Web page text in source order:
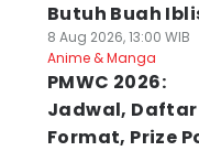
Butuh Buah
8 Aug 2026, 13:00 WIB
Anime & Manga
PMWC 2026:
Jadwal, Daftar
Format, Prize